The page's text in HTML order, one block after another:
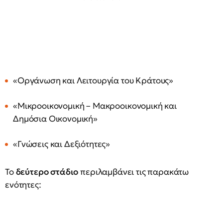
«Οργάνωση και Λειτουργία του Κράτους»
«Μικροοικονομική – Μακροοικονομική και
Δημόσια Οικονομική»
«Γνώσεις και Δεξιότητες»
Τοδεύτερο στάδιοπεριλαμβάνει τις παρακάτω
ενότητες: